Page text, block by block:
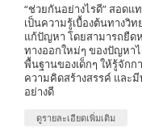
“ช่วยกันอย่างไรดี” สอดแ
เป็นความรู้เบื้องต้นทางวิ
แก้ปัญหา โดยสามารถยืด
ทางออกใหม่ๆ ของปัญหา
พื้นฐานของเด็กๆ ให้รู้จัก
ความคิดสร้างสรรค์ และ
อย่างดี
ดูรายละเอียดเพิ่มเติม